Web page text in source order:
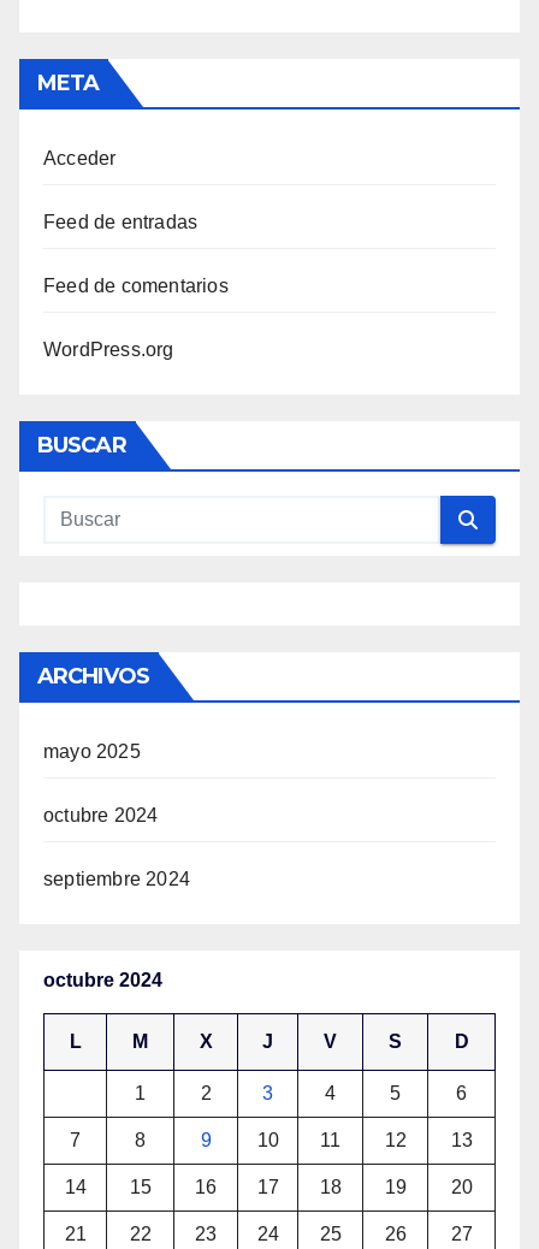
META
Acceder
Feed de entradas
Feed de comentarios
WordPress.org
BUSCAR
ARCHIVOS
mayo 2025
octubre 2024
septiembre 2024
octubre 2024
L M X J V S D
1 2 3 4 5 6
7 8 9 10 11 12 13
14 15 16 17 18 19 20
21 22 23 24 25 26 27